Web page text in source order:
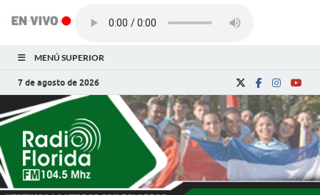
MENÚ SUPERIOR
7 de agosto de 2026
Radio Florida de
Cuba
Noticias y Actualidades de Florida, Camagüey,